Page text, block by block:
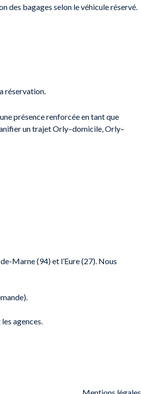
des bagages selon le véhicule réservé.
réservation.
une présence renforcée en tant que
un trajet Orly–domicile, Orly–
Marne (94) et l’Eure (27). Nous
agences.
Mentions légales